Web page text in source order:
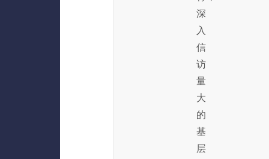
深
入
信
访
量
大
的
基
层